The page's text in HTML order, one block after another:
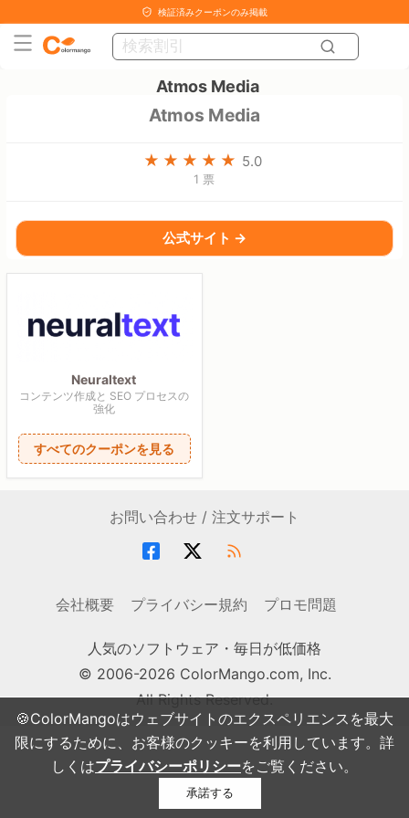
🍪ColorMangoはウェブサイトのエクスペリエンスを最大
限にするために、お客様のクッキーを利用しています。詳
しくはプライバシーポリシーをご覧ください。
承諾する
検証済みクーポンのみ掲載
Atmos Media
Atmos Media
5.0
1 票
公式サイト →
Neuraltext
コンテンツ作成と SEO プロセスの
強化
すべてのクーポンを見る
お問い合わせ / 注文サポート
会社概要 プライバシー規約 プロモ問題
人気のソフトウェア・毎日が低価格
© 2006-2026 ColorMango.com, Inc.
All Rights Reserved.